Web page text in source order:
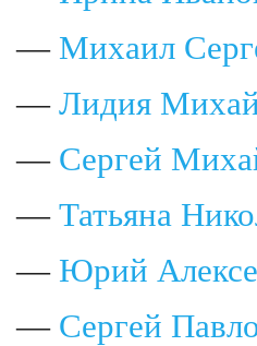
— Михаил
— Лидия
— Сергей
— Татьяна
— Юрий
— Сергей